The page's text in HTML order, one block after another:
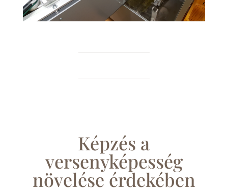
Képzés a
versenyképesség
növelése érdekében